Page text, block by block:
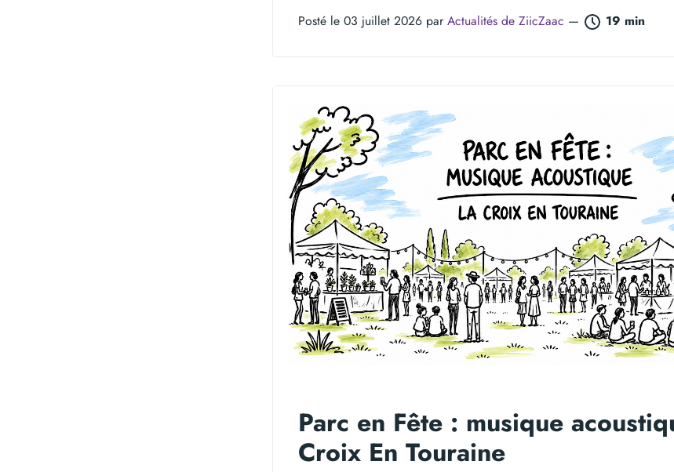
Posté le 03 juillet 2026 parActualités de ZiicZaac — 19 min
Parc en Fête : musique
Croix En Touraine